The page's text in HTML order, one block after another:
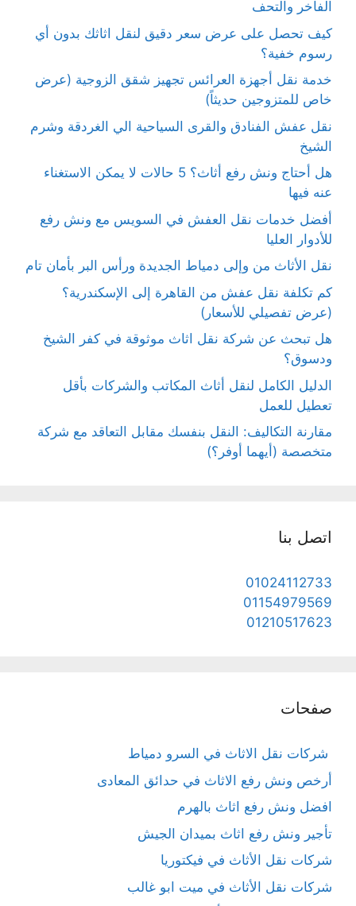
الفاخر والتحف
كيف تحصل على عرض سعر دقيق لنقل اثاثك بدون أي
رسوم خفية؟
خدمة نقل أجهزة العرائس تجهيز شقق الزوجية (عرض
خاص للمتزوجين حديثاً)
نقل عفش الفنادق والقرى السياحية الي الغردقة وشرم
الشيخ
هل أحتاج ونش رفع أثاث؟ 5 حالات لا يمكن الاستغناء
عنه فيها
أفضل خدمات نقل العفش في السويس مع ونش رفع
للأدوار العليا
نقل الأثاث من وإلى دمياط الجديدة ورأس البر بأمان تام
كم تكلفة نقل عفش من القاهرة إلى الإسكندرية؟
(عرض تفصيلي للأسعار)
هل تبحث عن شركة نقل اثاث موثوقة في كفر الشيخ
ودسوق؟
الدليل الكامل لنقل أثاث المكاتب والشركات بأقل
تعطيل للعمل
مقارنة التكاليف: النقل بنفسك مقابل التعاقد مع شركة
متخصصة (أيهما أوفر؟)
اتصل بنا
01024112733
01154979569
01210517623
صفحات
شركات نقل الاثاث في السرو دمياط
أرخص ونش رفع الاثاث في حدائق المعادى
افضل ونش رفع اثاث بالهرم
تأجير ونش رفع اثاث بميدان الجيش
شركات نقل الأثاث في فيكتوريا
شركات نقل الأثاث في ميت ابو غالب